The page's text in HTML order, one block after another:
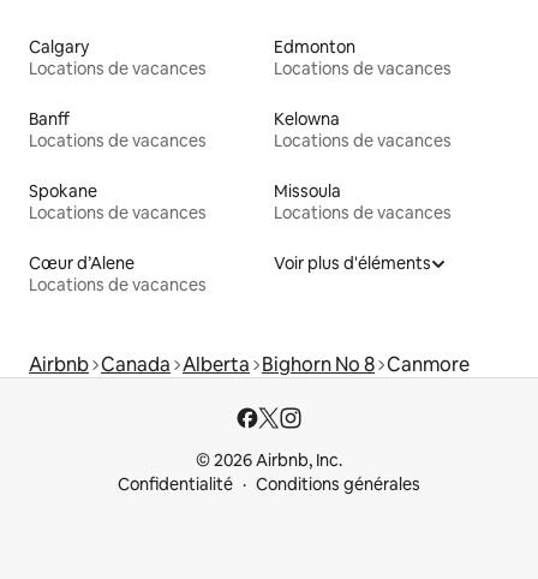
Calgary
Locations de vacances
Edmonton
Locations de vacances
Banff
Locations de vacances
Kelowna
Locations de vacances
Spokane
Locations de vacances
Missoula
Locations de vacances
Cœur d’Alene
Locations de vacances
Voir plus d'éléments
Airbnb Canada Alberta Bighorn No 8 Canmore
© 2026 Airbnb, Inc.
Confidentialité
Conditions générales